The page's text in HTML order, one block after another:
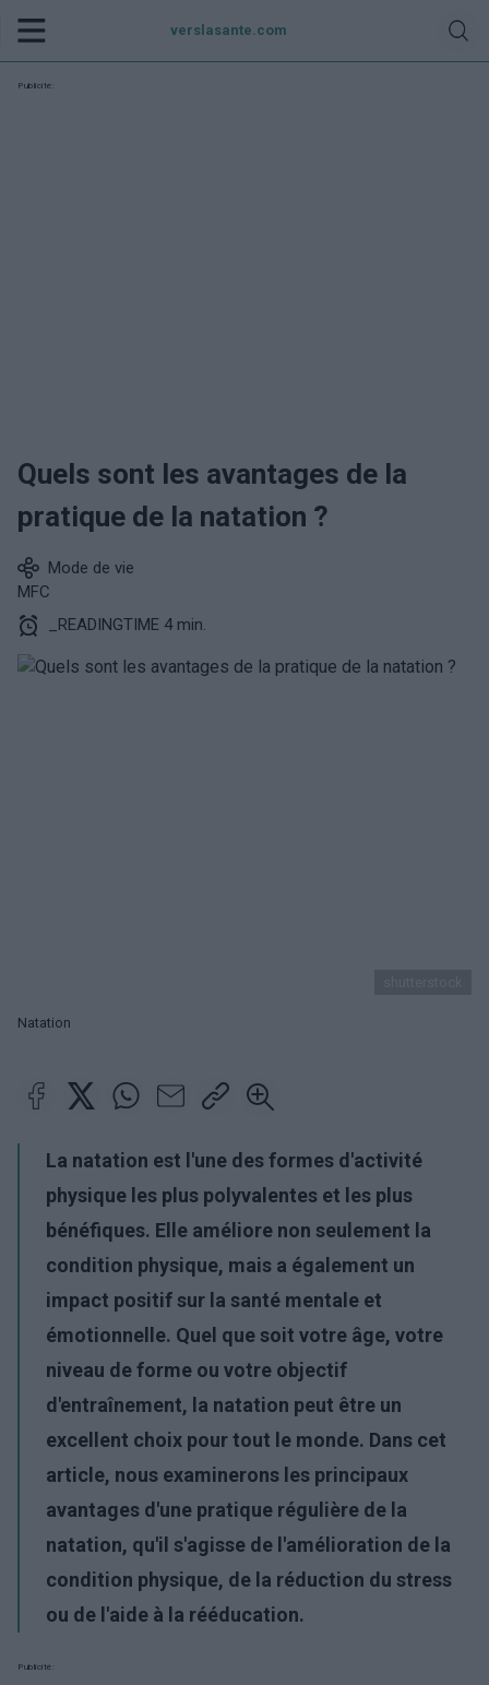
verslasante.com
Publicité:
Quels sont les avantages de la
pratique de la natation ?
Mode de vie
MFC
_READINGTIME 4 min.
Natation
La natation est l'une des formes d'activité
physique les plus polyvalentes et les plus
bénéfiques. Elle améliore non seulement la
condition physique, mais a également un
impact positif sur la santé mentale et
émotionnelle. Quel que soit votre âge, votre
niveau de forme ou votre objectif
d'entraînement, la natation peut être un
excellent choix pour tout le monde. Dans cet
article, nous examinerons les principaux
avantages d'une pratique régulière de la
natation, qu'il s'agisse de l'amélioration de la
condition physique, de la réduction du stress
ou de l'aide à la rééducation.
Publicité: